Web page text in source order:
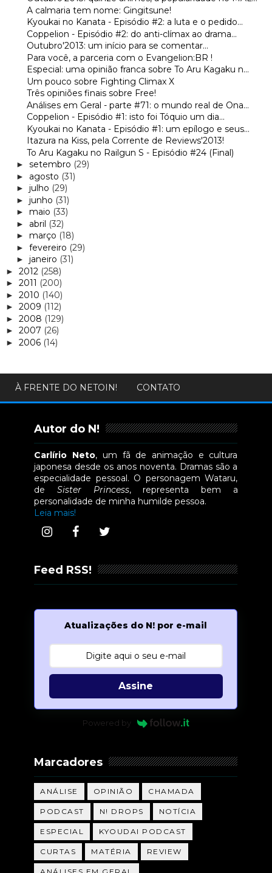
A calmaria tem nome: Gingitsune!
Kyoukai no Kanata - Episódio #2: a luta e o pedido...
Coppelion - Episódio #2: do anti-clímax ao drama...
Outubro'2013: um início para se comentar...
Para você, a parceria com o Evangelion:BR !
Especial: uma opinião franca sobre To Aru Kagaku n...
Um pouco sobre Fighting Climax X
Três opiniões finais sobre Free!
Análises em Geral - parte #71: o mundo real de Ona...
Coppelion - Episódio #1: isto foi Tóquio um dia...
Kyoukai no Kanata - Episódio #1: um epílogo e seus...
Itazura na Kiss, pela Corrente de Reviews'2013!
To Aru Kagaku no Railgun S - Episódio #24 (Final)
► setembro (29)
► agosto (31)
► julho (29)
► junho (31)
► maio (33)
► abril (32)
► março (18)
► fevereiro (29)
► janeiro (31)
► 2012 (258)
► 2011 (200)
► 2010 (140)
► 2009 (112)
► 2008 (129)
► 2007 (26)
► 2006 (14)
À FRENTE DO NETOIN! CONTATO
Autor do N!
Carlírio Neto, um fã de animação e cultura
japonesa desde os anos noventa. Dramas são a
especialidade pessoal. O personagem Wataru,
deSister Princess, representa bem a
personalidade de minha humilde pessoa.
Leia mais!
Feed RSS!
Atualizações do N! por e-mail
Assine
Powered by
Marcadores
ANÁLISE OPINIÃO CHAMADA
PODCAST N! DROPS NOTÍCIA
ESPECIAL KYOUDAI PODCAST
CURTAS MATÉRIA REVIEW